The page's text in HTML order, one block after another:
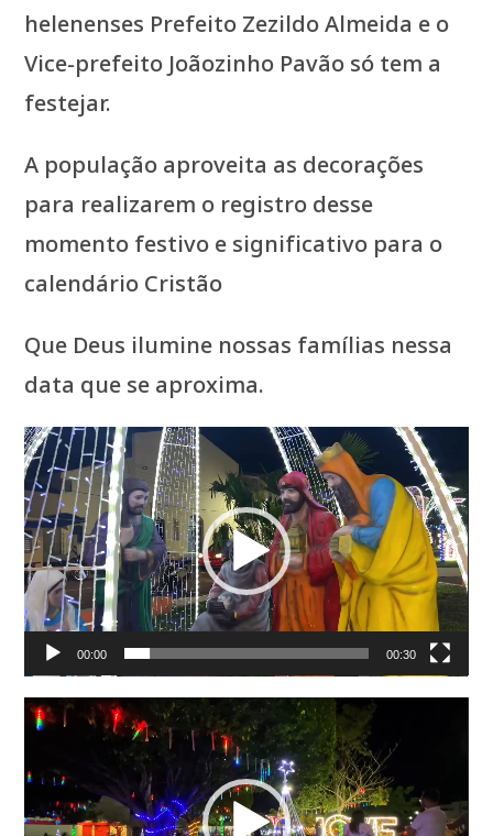
helenenses Prefeito Zezildo Almeida e o
Vice-prefeito Joãozinho Pavão só tem a
festejar.
A população aproveita as decorações
para realizarem o registro desse
momento festivo e significativo para o
calendário Cristão
Que Deus ilumine nossas famílias nessa
data que se aproxima.
Tocador
de
vídeo
00:00 00:30
Tocador
vídeo